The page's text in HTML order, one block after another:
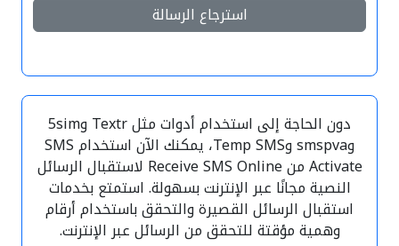
استرجاع الرسالة
دون الحاجة إلى استخدام أدوات مثل Textr و5sim
وsmspva وTemp SMS، يمكنك الآن استخدام SMS
Activate من Receive SMS Online لاستقبال الرسائل
النصية مجانًا عبر الإنترنت بسهولة. استمتع بخدمات
استقبال الرسائل القصيرة والتحقق باستخدام أرقام
وهمية مؤقتة للتحقق من الرسائل عبر الإنترنت.